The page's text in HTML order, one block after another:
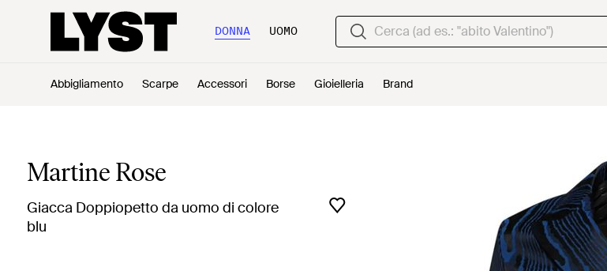
DONNA UOMO
Abbigliamento Scarpe Accessori Borse Gioielleria Brand
Martine Rose
Giacca Doppiopetto da uomo di colore
blu